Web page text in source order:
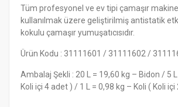
Tüm profesyonel ve ev tipi çamaşır
kullanılmak üzere geliştirilmiş antistatik
kokulu çamaşır yumuşatıcısıdır.
Ürün Kodu : 31111601 / 31111602 /
Ambalaj Şekli : 20 L = 19,60 kg – Bidon / 5
Koli içi 4 adet ) / 1 L = 0,98 kg – Koli ( Koli